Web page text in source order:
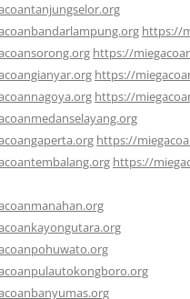
https://
https://
https://
https://
https://
https://